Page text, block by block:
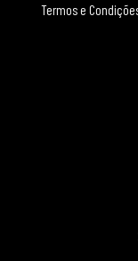
Termos e